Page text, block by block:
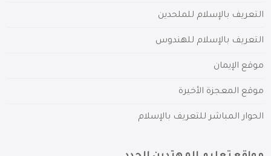
التعريف بالإسلام للملحدين
التعريف بالإسلام للهندوس
موقع الإيمان
موقع المعجزة الأخيرة
الحوار المباشر للتعريف بالإسلام